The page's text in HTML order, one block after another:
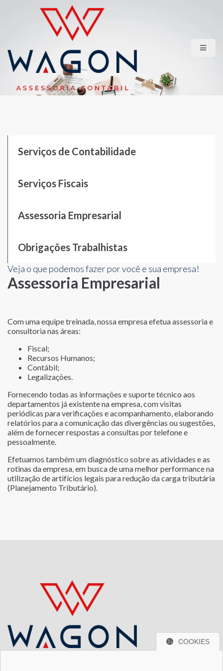
SERVIÇOS
LGPD
CONTATO
Serviços de Contabilidade
Serviços Fiscais
Assessoria Empresarial
Obrigações Trabalhistas
Veja o que podemos fazer por você e sua empresa!
Assessoria Empresarial
Com uma equipe treinada, nossa empresa efetua assessoria e
consultoria nas áreas:
Fiscal;
Recursos Humanos;
Contábil;
Legalizações.
Fornecendo todas as informações e suporte técnico aos
departamentos já existente na empresa, com visitas
periódicas para verificações e acompanhamento, elaborando
relatórios para a comunicação das divergências ou sugestões,
além de fornecer respostas a consultas por telefone e
pessoalmente.
Efetuamos também um diagnóstico sobre as atividades e as
rotinas da empresa, em busca de uma melhor performance na
utilização de artifícios legais para redução da carga tributária
(Planejamento Tributário).
COOKIES